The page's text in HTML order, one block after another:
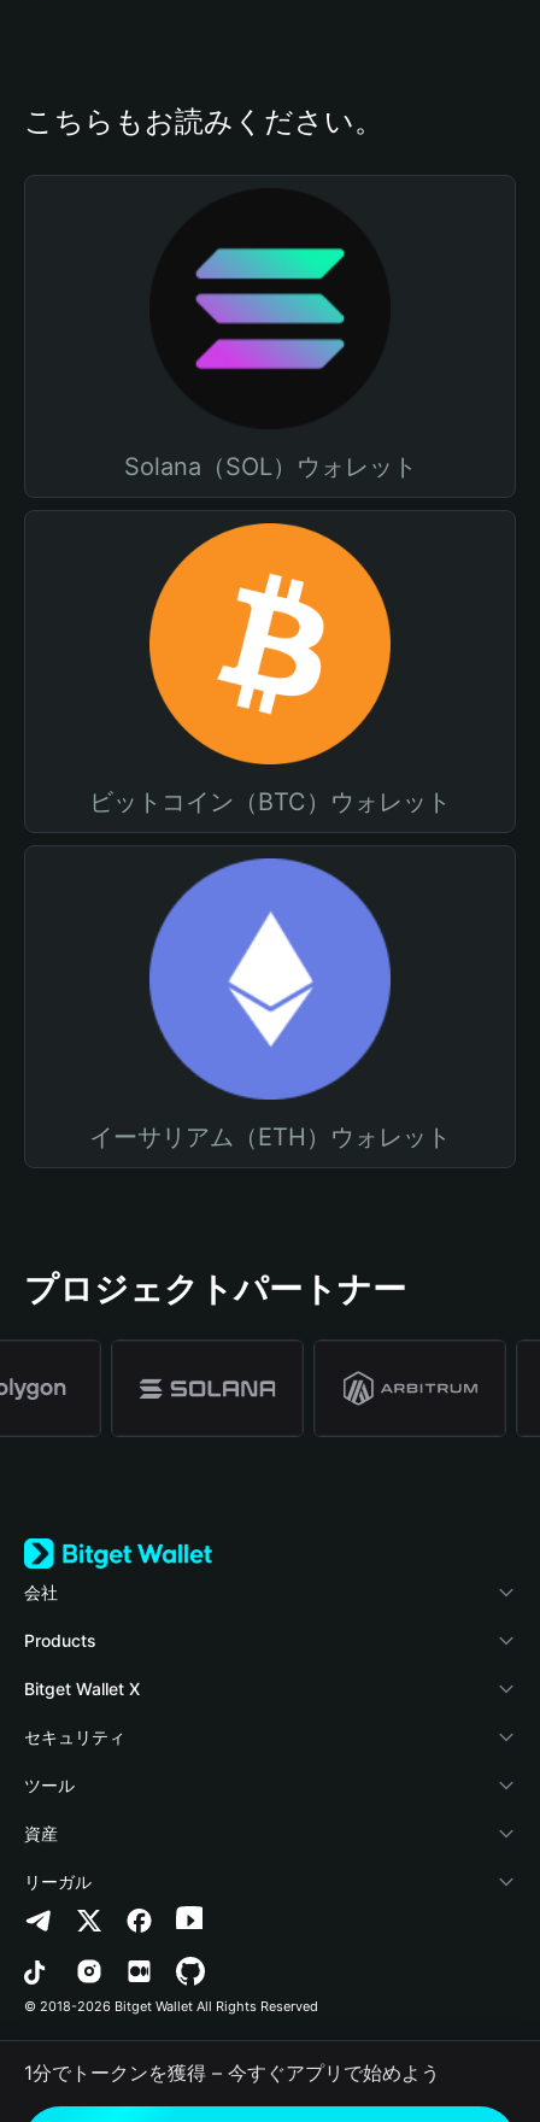
こちらもお読みください。
Solana（SOL）ウォレット
ビットコイン（BTC）ウォレット
イーサリアム（ETH）ウォレット
プロジェクトパートナー
会社
Bitget Walletについて
ブログ
アカデミー
暗号資産ニュース
Help Center
お問い合わせ
ブランドリソース
キャリア
Products
Crypto Card
Stablecoin Earn
Payfi Crypto
Crypto Swap API
Altcoin Season Index
Prediction Markets
DApp
RWA
Bitget Wallet X
デベロッパー
ウォレットを接続
Bitget Wallet Pay
プロジェクトを掲載
セキュリティ
保護基金
セキュリティ技術
ツール
暗号資産を購入
認証検出
コントラクト検出
一括送金
資産
Arbitrum
Avalanche
Bitcoin
Polygon
リーガル
プライバシーポリシー
利用規約
© 2018-2026 Bitget Wallet All Rights Reserved
1分でトークンを獲得 – 今すぐアプリで始めよう